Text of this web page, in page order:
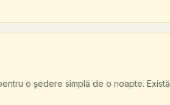
o ședere simplă de o noapte.